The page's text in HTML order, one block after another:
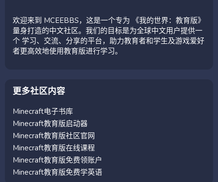
欢迎来到 MCEEBBS，这是一个专为 《我的世界：教育版》
量身打造的中文社区。我们的目标是为全球中文用户提供一
个 学习、交流、分享的平台，助力教育者和学生及游戏爱好
者更高效地使用教育版进行学习。
更多社区内容
Minecraft电子书库
Minecraft教育版启动器
Minecraft教育版社区官网
Minecraft教育版在线课程
Minecraft教育版免费领账户
Minecraft教育版免费学英语